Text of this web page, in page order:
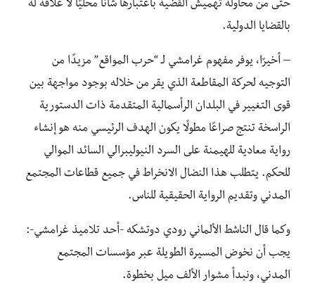
حتى من محاولة تهميش القضية باعتبارها شأنًا محليًا لا علاقة له
بالقضايا الدولية.
– أخيرًا، يوفر مفهوم غرامشي لـ “حرب المواقع” مزيدًا من
التوجيه لحركة المقاطعة الذي يقر من خلاله بوجود مواجهة بين
قوى التغيير في البلدان الرأسمالية المتقدمة ذات الدستورية
الراسخة تنتج صراعًا مطولًا يكون الهدف الرئيسي منه هو إنشاء
رواية معادية للهيمنة على السرد النيوليبرالي السائد الموالي
للحكم. يتطلب هذا النضال الانخراط في جميع قطاعات المجتمع
المدني وتقديم الرواية الحقيقية للناس.
وكما قال الناشط الألماني رودي دوتشكه -أحد تلاميذ غرامشي-:
يجب أن نخوض المسيرة الطويلة عبر مؤسسات المجتمع
المدني، ونبدأ مشوار الألف ميل بخطوة.